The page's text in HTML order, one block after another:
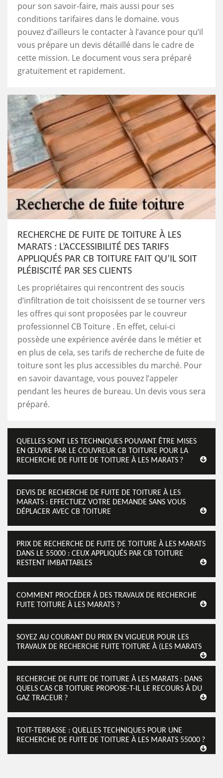
pour son savoir-faire, mais aussi pour ses
conditions tarifaires dans le domaine. vous
pouvez d’ailleurs le contacter à l’avance pour qu’il
vous prépare un devis détaillé dans le cadre de
cette mission. Le document vous sera préparé
gratuitement et rapidement.
RECHERCHE DE FUITE DE TOITURE À LES
MARATS : L’ACCESSIBILITÉ DES TARIFS
APPLIQUÉS PAR CB TOITURE FAIT QU’IL SOIT
PLÉBISCITÉ PAR SES CLIENTS
Les propriétaires qui rencontrent des soucis
d’infiltration de toit choisissent de se tourner vers
les offres qui sont proposées par le couvreur
professionnel CB Toiture . En effet, celui-ci
possède une expérience avérée dans le métier et
en plus de cela, ses tarifs de recherche de fuite de
toiture sont les plus accessibles du marché. Pour
en savoir davantage, vous pouvez l’appeler
pendant les heures de bureau. Un devis vous sera
préparé.
QUELLES SONT LES TECHNIQUES POUVANT ÊTRE MISES
EN ŒUVRE PAR LE COUVREUR CB TOITURE POUR LA
RECHERCHE DE FUITE DE TOITURE À LES MARATS ?
DEVIS DE RECHERCHE DE FUITE DE TOITURE À LES
MARATS : EFFECTUEZ VOTRE DEMANDE SANS VOUS
DÉPLACER AVEC CB TOITURE
PRIX DE RECHERCHE DE FUITE DE TOITURE À LES MARATS
DANS LE 55000 : CEUX APPLIQUÉS PAR CB TOITURE
RESTENT IMBATTABLES
COMMENT PROCÉDER À DES TRAVAUX DE RECHERCHE
FUITE TOITURE À LES MARATS ?
SOYEZ AU COURANT DU PRIX EN VIGUEUR POUR LES
TRAVAUX DE RECHERCHE FUITE TOITURE À (LES MARATS
RECHERCHE DE FUITE DE TOITURE À LES MARATS : DANS
QUELS CAS CB TOITURE PROPOSE-T-IL LE RECOURS À DU
GAZ TRACEUR ?
TOIT-TERRASSE : QUELLES TECHNIQUES POUR UNE
RECHERCHE DE FUITE DE TOITURE À LES MARATS 55000 ?